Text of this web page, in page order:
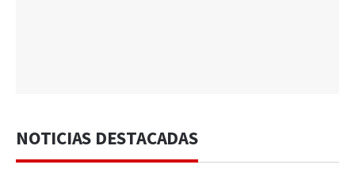
NOTICIAS DESTACADAS